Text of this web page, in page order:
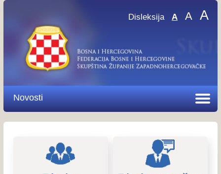
Disleksija A A A
Novosti